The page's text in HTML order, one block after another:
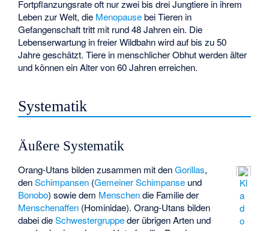
Fortpflanzungsrate oft nur zwei bis drei Jungtiere in ihrem
Leben zur Welt, die Menopausebei Tieren in
Gefangenschaft tritt mit rund 48 Jahren ein. Die
Lebenserwartung in freier Wildbahn wird auf bis zu 50
Jahre geschätzt. Tiere in menschlicher Obhut werden älter
und können ein Alter von 60 Jahren erreichen.
Systematik
Äußere Systematik
Kl
a
d
o
Orang-Utans bilden zusammen mit denGorillas,
denSchimpansen (Gemeiner Schimpanse und
Bonobo) sowie dem Menschendie Familie der
Menschenaffen (Hominidae). Orang-Utans bilden
dabei dieSchwestergruppeder übrigen Arten und